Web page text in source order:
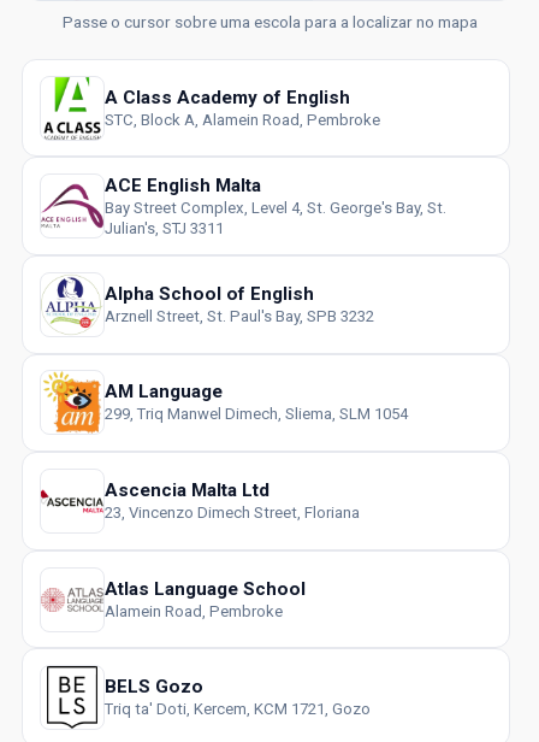
A Class Academy of English
STC, Block A, Alamein Road, Pembroke
ACE English Malta
Bay Street Complex, Level 4, St. George's Bay, St.
Julian's, STJ 3311
Alpha School of English
Arznell Street, St. Paul's Bay, SPB 3232
AM Language
299, Triq Manwel Dimech, Sliema, SLM 1054
Ascencia Malta Ltd
23, Vincenzo Dimech Street, Floriana
Atlas Language School
Alamein Road, Pembroke
BELS Gozo
Triq ta' Doti, Kercem, KCM 1721, Gozo
Passe o cursor sobre uma escola para a localizar no mapa